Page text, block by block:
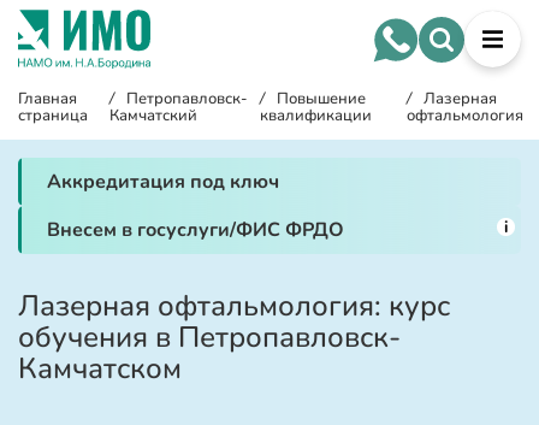
Главная
страница
/ Петропавловск-
Камчатский
/ Повышение
квалификации
/ Лазерная
офтальмология
Аккредитация под ключ
Внесем в госуслуги/ФИС ФРДО
i
Лазерная офтальмология: курс
обучения в Петропавловск-
Камчатском